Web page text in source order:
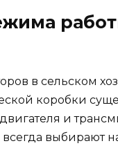
в сельском
коробки
и
всегда выбирают